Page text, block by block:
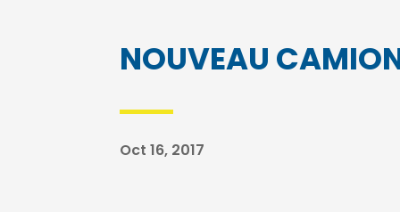
NOUVEAU
Oct 16, 2017